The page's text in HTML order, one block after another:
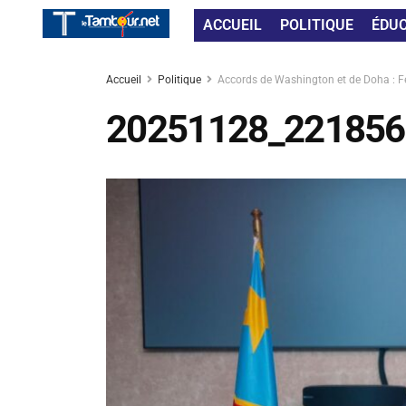
ACCUEIL POLITIQUE
Accueil Politique Accords de Washington et de Doha :
20251128_221856